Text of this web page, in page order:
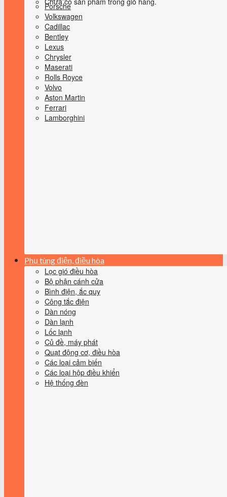
Porsche
Volkswagen
Cadillac
Bentley
Lexus
Chrysler
Maserati
Rolls Royce
Volvo
Aston Martin
Ferrari
Lamborghini
Phụ tùng điện, điều hòa
Lọc gió điều hòa
Bộ phận cánh cửa
Bình điện, ắc quy
Công tắc điện
Dàn nóng
Dàn lạnh
Lốc lạnh
Củ đề, máy phát
Quạt động cơ, điều hòa
Các loại cảm biến
Các loại hộp điều khiển
Hệ thống đèn